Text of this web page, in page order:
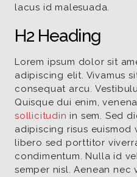
lacus id malesuada.
H2 Heading
Lorem ipsum dolor sit
adipiscing elit. Vivamus
consequat arcu.
Quisque dui enim,
sollicitudin in sem. Sed
adipiscing risus euismod
libero sed porttitor
condimentum. Nulla id
semper nisl. Aenean